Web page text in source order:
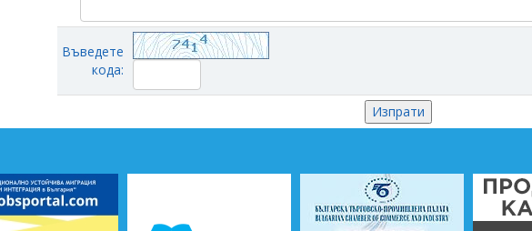
Въведете
кода: